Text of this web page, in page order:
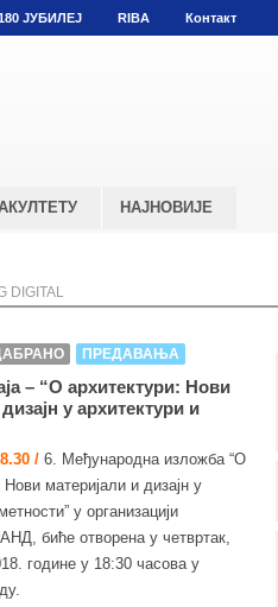
ЈУБИЛЕЈ RIBA Контакт
НАЈНОВИЈЕ
DIGITAL
ПРЕДАВАЊА
– “О архитектури: Нови
у архитектури и
/ 6. Међународна изложба “О
материјали и дизајн у
у организацији
биће отворена у четвртак,
године у 18:30 часова у